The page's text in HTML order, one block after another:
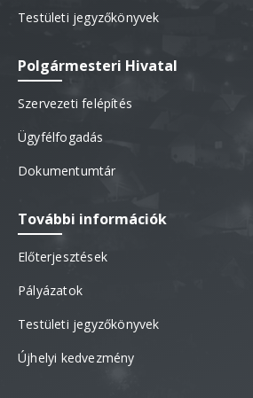
Testületi jegyzőkönyvek
Polgármesteri Hivatal
Szervezeti felépítés
Ügyfélfogadás
Dokumentumtár
További információk
Előterjesztések
Pályázatok
Testületi jegyzőkönyvek
Újhelyi kedvezmény